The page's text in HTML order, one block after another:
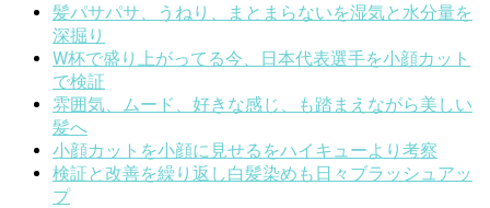
髪パサパサ、うねり、まとまらないを湿気と水分量を
深掘り
W杯で盛り上がってる今、日本代表選手を小顔カット
で検証
雰囲気、ムード、好きな感じ、も踏まえながら美しい
髪へ
小顔カットを小顔に見せるをハイキューより考察
検証と改善を繰り返し白髪染めも日々ブラッシュアッ
プ